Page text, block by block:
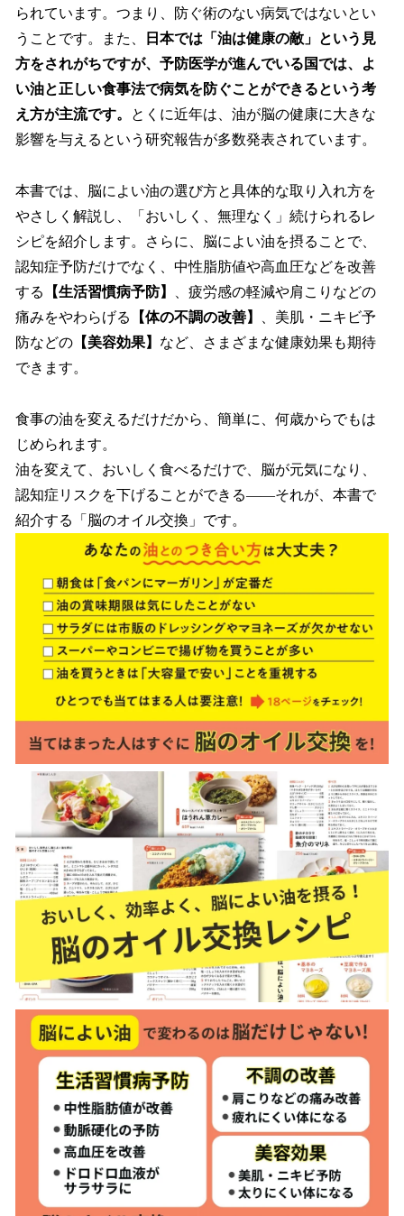
られています。つまり、防ぐ術のない病気ではないとい
うことです。また、
日本では「油は健康の敵」という見
方をされがちですが、予防医学が進んでいる国では、よ
い油と正しい食事法で病気を防ぐことができるという考
え方が主流です。
とくに近年は、油が脳の健康に大きな
影響を与えるという研究報告が多数発表されています。
本書では、脳によい油の選び方と具体的な取り入れ方を
やさしく解説し、「おいしく、無理なく」続けられるレ
シピを紹介します。さらに、脳によい油を摂ることで、
認知症予防だけでなく、中性脂肪値や高血圧などを改善
する
【生活習慣病予防】
、疲労感の軽減や肩こりなどの
痛みをやわらげる
【体の不調の改善】
、美肌・ニキビ予
防などの 【美容効果】 など、さまざまな健康効果も期待
できます。
食事の油を変えるだけだから、簡単に、何歳からでもは
じめられます。
油を変えて、おいしく食べるだけで、脳が元気になり、
認知症リスクを下げることができる――それが、本書で
紹介する「脳のオイル交換」です。